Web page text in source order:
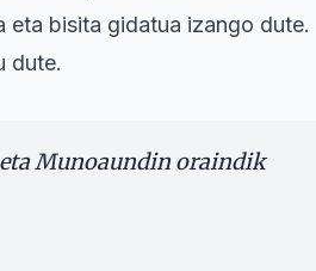
eta bisita gidatua izango dute.
dute.
Munoaundin oraindik